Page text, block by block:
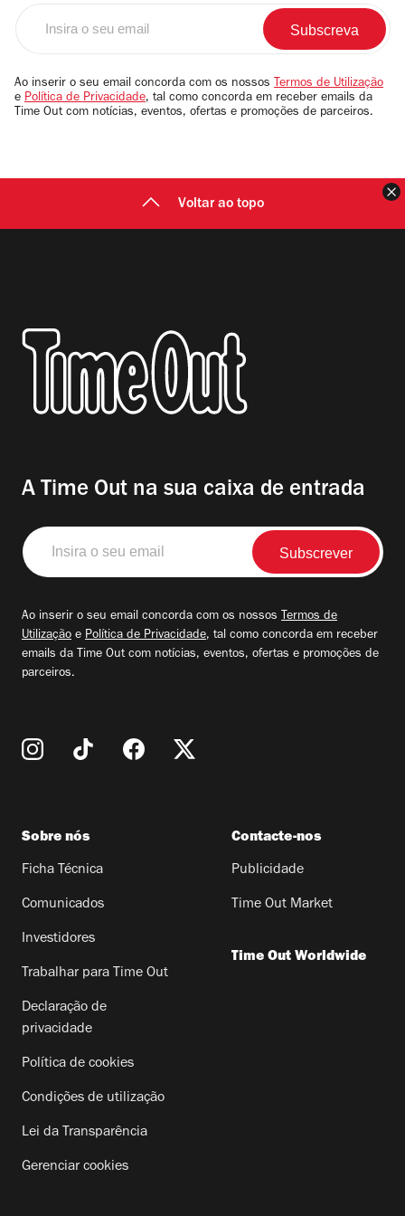
email
Ao inserir o seu email concorda com os nossos Termos de Utilização
e Política de Privacidade, tal como concorda em receber emails da
Time Out com notícias, eventos, ofertas e promoções de parceiros.
Voltar ao topo
A Time Out na sua caixa de entrada
Insira
o
seu
Ao inserir o seu email concorda com os nossos Termos de
Utilização e Política de Privacidade, tal como concorda em receber
emails da Time Out com notícias, eventos, ofertas e promoções de
parceiros.
Sobre nós
Ficha Técnica
Comunicados
Investidores
Trabalhar para Time Out
Declaração de
privacidade
Política de cookies
Condições de utilização
Lei da Transparência
Gerenciar cookies
Contacte-nos
Publicidade
Time Out Market
Time Out Worldwide